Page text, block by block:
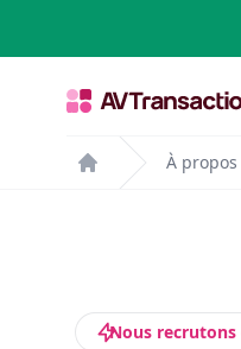
Home
À propos
Nous recrutons